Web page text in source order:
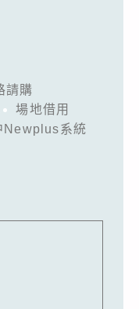
請購
場地借用
Newplus系統